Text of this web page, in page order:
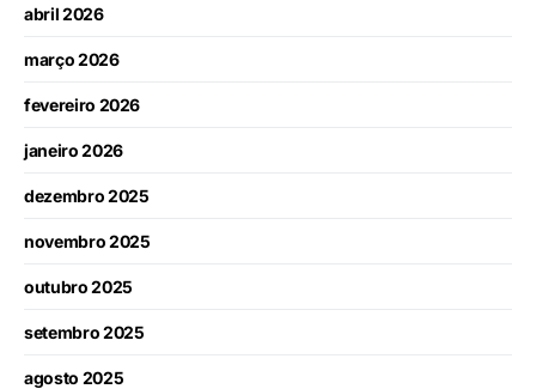
abril 2026
março 2026
fevereiro 2026
janeiro 2026
dezembro 2025
novembro 2025
outubro 2025
setembro 2025
agosto 2025